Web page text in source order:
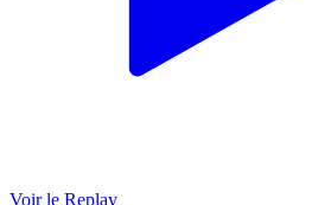
Voir le Replay